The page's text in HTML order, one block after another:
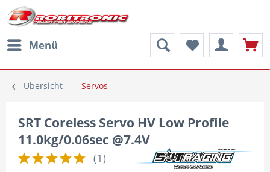
Menü
Übersicht Servos
SRT Coreless Servo HV Low Profile
11.0kg/0.06sec @7.4V
(1)